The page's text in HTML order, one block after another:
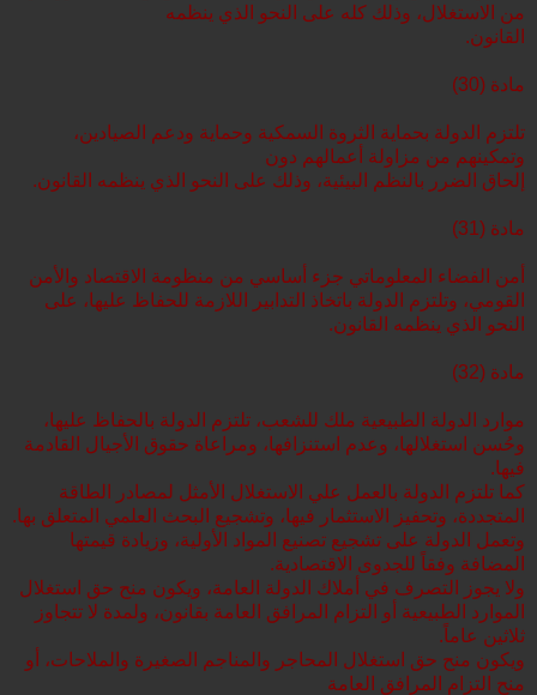
من الاستغلال، وذلك كله على النحو الذي ينظمه
القانون.
مادة (30)
تلتزم الدولة بحماية الثروة السمكية وحماية ودعم الصيادين،
وتمكينهم من مزاولة أعمالهم دون
إلحاق الضرر بالنظم البيئية، وذلك على النحو الذي ينظمه القانون.
مادة (31)
أمن الفضاء المعلوماتي جزء أساسي من منظومة الاقتصاد والأمن
القومي، وتلتزم الدولة باتخاذ التدابير اللازمة للحفاظ عليها، على
النحو الذي ينظمه القانون.
مادة (32)
موارد الدولة الطبيعية ملك للشعب، تلتزم الدولة بالحفاظ عليها،
وحُسن استغلالها، وعدم استنزافها، ومراعاة حقوق الأجيال القادمة
فيها.
كما تلتزم الدولة بالعمل علي الاستغلال الأمثل لمصادر الطاقة
المتجددة، وتحفيز الاستثمار فيها، وتشجيع البحث العلمي المتعلق بها.
وتعمل الدولة على تشجيع تصنيع المواد الأولية، وزيادة قيمتها
المضافة وفقاً للجدوى الاقتصادية.
ولا يجوز التصرف في أملاك الدولة العامة، ويكون منح حق استغلال
الموارد الطبيعية أو التزام المرافق العامة بقانون، ولمدة لا تتجاوز
ثلاثين عاماً.
ويكون منح حق استغلال المحاجر والمناجم الصغيرة والملاحات، أو
منح التزام المرافق العامة